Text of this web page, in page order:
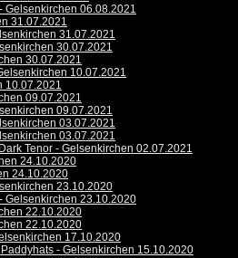
Gelsenkirchen 06.08.2021
31.07.2021
31.07.2021
30.07.2021
30.07.2021
10.07.2021
10.07.2021
09.07.2021
09.07.2021
03.07.2021
03.07.2021
Tenor - Gelsenkirchen 02.07.2021
24.10.2020
24.10.2020
23.10.2020
Gelsenkirchen 23.10.2020
22.10.2020
22.10.2020
17.10.2020
- Gelsenkirchen 15.10.2020